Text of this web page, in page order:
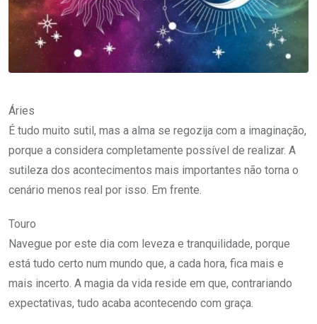
Áries
É tudo muito sutil, mas a alma se regozija com a imaginação,
porque a considera completamente possível de realizar. A
sutileza dos acontecimentos mais importantes não torna o
cenário menos real por isso. Em frente.
Touro
Navegue por este dia com leveza e tranquilidade, porque
está tudo certo num mundo que, a cada hora, fica mais e
mais incerto. A magia da vida reside em que, contrariando
expectativas, tudo acaba acontecendo com graça.